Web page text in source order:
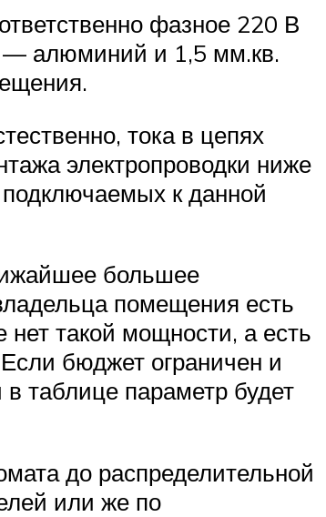
фазное 220 В
— алюминий и 1,5 мм.кв.
тока в цепях
электропроводки ниже
к данной
большее
помещения есть
такой мощности, а есть
бюджет ограничен и
таблице параметр будет
до распределительной
или же по